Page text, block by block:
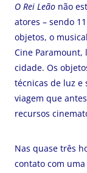
O Rei Leão não
atores – sendo
objetos, o
Cine
cidade. Os
técnicas de luz
viagem que
recursos
Nas quase três
contato com